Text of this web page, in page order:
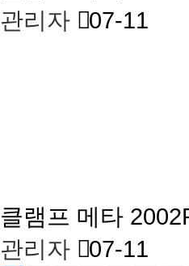
관리자 07-11
클램프 메타
관리자 07-11